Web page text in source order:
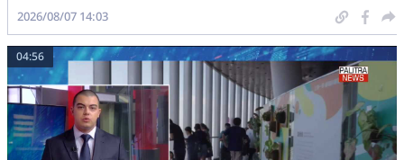
2026/08/07 14:03
04:56